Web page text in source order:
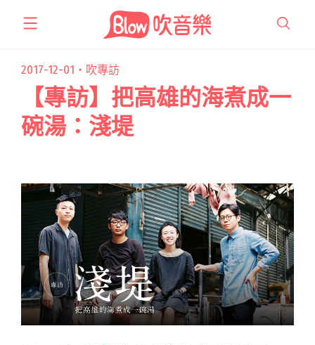
2017-12-01・ 吹專訪
【專訪】把高雄的海煮成一
碗湯：淺堤